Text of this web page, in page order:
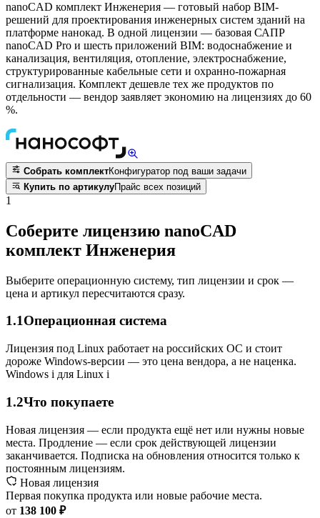
nanoCAD комплект Инженерия — готовый набор BIM-
решений для проектирования инженерных систем зданий на
платформе нанокад. В одной лицензии — базовая САПР
nanoCAD Pro и шесть приложений BIM: водоснабжение и
канализация, вентиляция, отопление, электроснабжение,
структурированные кабельные сети и охранно-пожарная
сигнализация. Комплект дешевле тех же продуктов по
отдельности — вендор заявляет экономию на лицензиях до 60
%.
Собрать комплектКонфигуратор под ваши задачи
Купить по артикулуПрайс всех позиций
1
Соберите лицензию nanoCAD
комплект Инженерия
Выберите операционную систему, тип лицензии и срок —
цена и артикул пересчитаются сразу.
1.1Операционная система
Лицензия под Linux работает на российских ОС и стоит
дороже Windows-версии — это цена вендора, а не наценка.
Windows i для Linux i
1.2Что покупаете
Новая лицензия — если продукта ещё нет или нужны новые
места. Продление — если срок действующей лицензии
заканчивается. Подписка на обновления относится только к
постоянным лицензиям.
Новая лицензия
Первая покупка продукта или новые рабочие места.
от 138 100 ₽